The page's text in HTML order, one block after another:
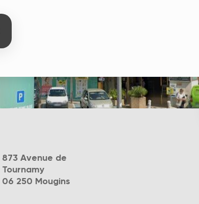
873 Avenue de
Tournamy
06 250 Mougins